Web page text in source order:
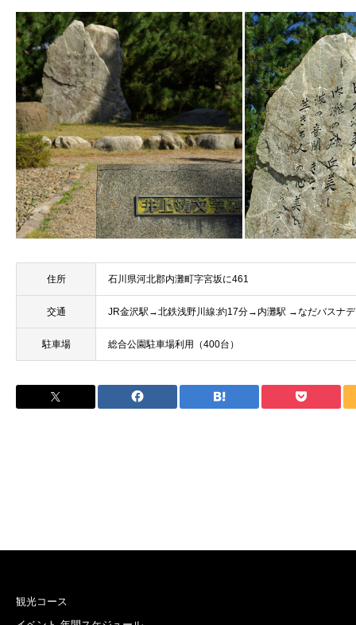
住所 石川県河北郡内灘町字宮坂に461
交通 JR金沢駅→北鉄浅野川線:約17分→内灘駅 →なだバスナ
駐車場 総合公園駐車場利用（400台）
観光コース